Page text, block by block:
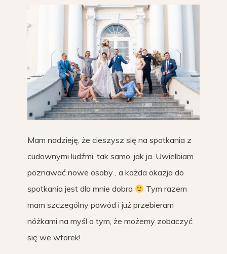
Mam nadzieję, że cieszysz się na spotkania z
cudownymi ludźmi, tak samo, jak ja. Uwielbiam
poznawać nowe osoby , a każda okazja do
spotkania jest dla mnie dobra
Tym razem
mam szczególny powód i już przebieram
nóżkami na myśl o tym, że możemy zobaczyć
się we wtorek!